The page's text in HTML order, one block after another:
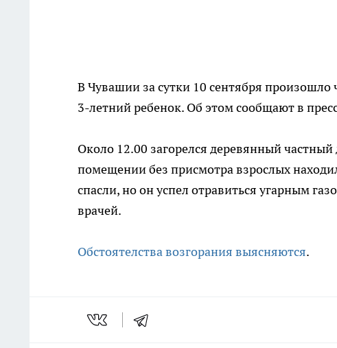
В Чувашии за сутки 10 сентября
3-летний ребенок. Об этом сообщают в
Около 12.00 загорелся деревянный
помещении без присмотра взрослых
спасли, но он успел отравиться угарным
врачей.
Обстоятелства возгорания выясняются.